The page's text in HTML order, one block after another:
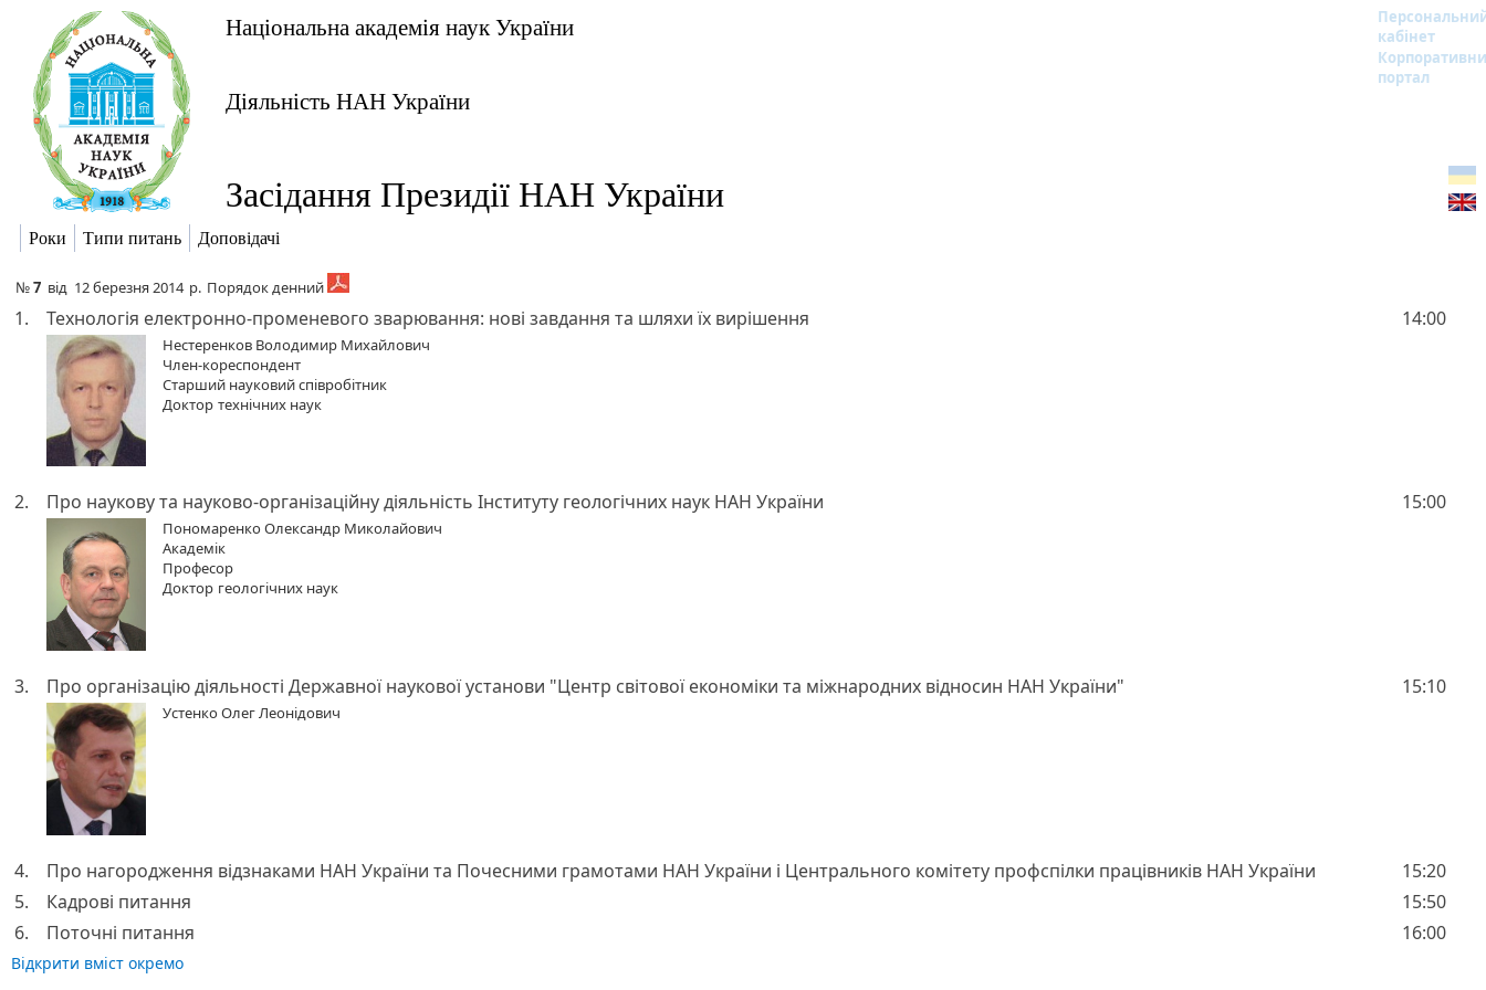
Національна академія наук України
кабінет
портал
Діяльність НАН України
Засідання Президії НАН України
Роки Типи питань Доповідачі
№7 від 12 березня 2014 р. Порядок денний
1. Технологія електронно-променевого зварювання: нові завдання та шляхи їх вирішення 14:00
Нестеренков Володимир Михайлович
Член-кореспондент
Старший науковий співробітник
Доктор технічних наук
2. Про наукову та науково-організаційну діяльність Інституту геологічних наук НАН України 15:00
Пономаренко Олександр Миколайович
Академік
Професор
Доктор геологічних наук
3. Про організацію діяльності Державної наукової установи "Центр світової економіки та міжнародних відносин НАН України" 15:10
Устенко Олег Леонідович
4. Про нагородження відзнаками НАН України та Почесними грамотами НАН України і Центрального комітету профспілки працівників НАН України
15:20
5.
Кадрові питання
15:50
6.
Поточні питання 16:00
Відкрити вміст окремо